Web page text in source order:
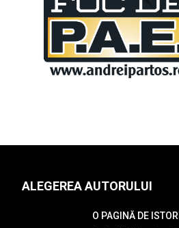
ALEGEREA AUTORULUI
O PAGINĂ DE